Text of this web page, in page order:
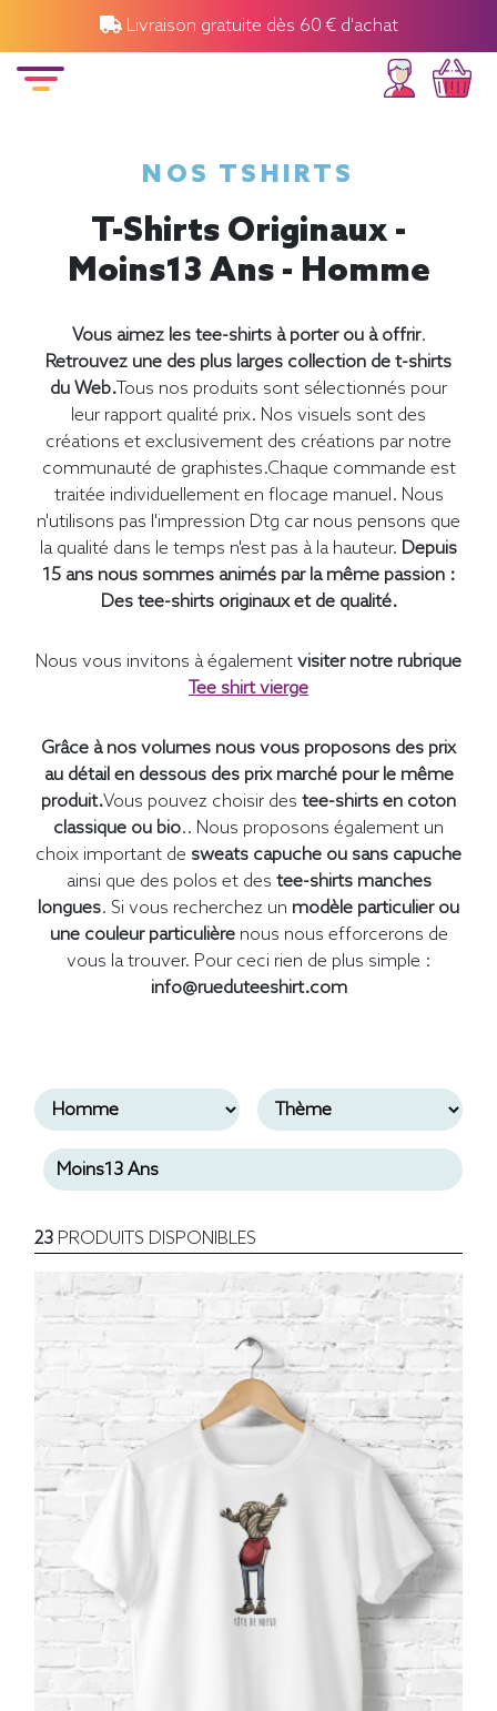
Livraison gratuite dès 60 € d'achat
NOS TSHIRTS
T-Shirts Originaux -
Moins13 Ans - Homme
Vous aimez les tee-shirts à porter ou à offrir.
Retrouvez une des plus larges collection de t-shirts
du Web.Tous nos produits sont sélectionnés pour
leur rapport qualité prix. Nos visuels sont des
créations et exclusivement des créations par notre
communauté de graphistes.Chaque commande est
traitée individuellement en flocage manuel. Nous
n'utilisons pas l'impression Dtg car nous pensons que
la qualité dans le temps n'est pas à la hauteur. Depuis
15 ans nous sommes animés par la même passion :
Des tee-shirts originaux et de qualité.
Nous vous invitons à également visiter notre rubrique
Tee shirt vierge
Grâce à nos volumes nous vous proposons des prix
au détail en dessous des prix marché pour le même
produit.Vous pouvez choisir des tee-shirts en coton
classique ou bio.. Nous proposons également un
choix important de sweats capuche ou sans capuche
ainsi que des polos et des tee-shirts manches
longues. Si vous recherchez un modèle particulier ou
une couleur particulièrenous nous efforcerons de
vous la trouver. Pour ceci rien de plus simple :
info@rueduteeshirt.com
23 PRODUITS DISPONIBLES